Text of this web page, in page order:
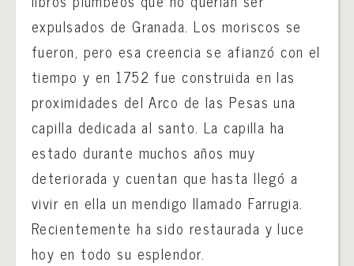
expulsados de Granada. Los moriscos se
fueron, pero esa creencia se afianzó con el
tiempo y en 1752 fue construida en las
proximidades del Arco de las Pesas una
capilla dedicada al santo. La capilla ha
estado durante muchos años muy
deteriorada y cuentan que hasta llegó a
vivir en ella un mendigo llamado Farrugia.
Recientemente ha sido restaurada y luce
hoy en todo su esplendor.